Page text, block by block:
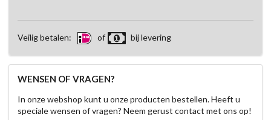
Veilig betalen: of bij levering
WENSEN OF VRAGEN?
In onze webshop kunt u onze producten bestellen. Heeft u
speciale wensen of vragen? Neem gerust contact met ons op!